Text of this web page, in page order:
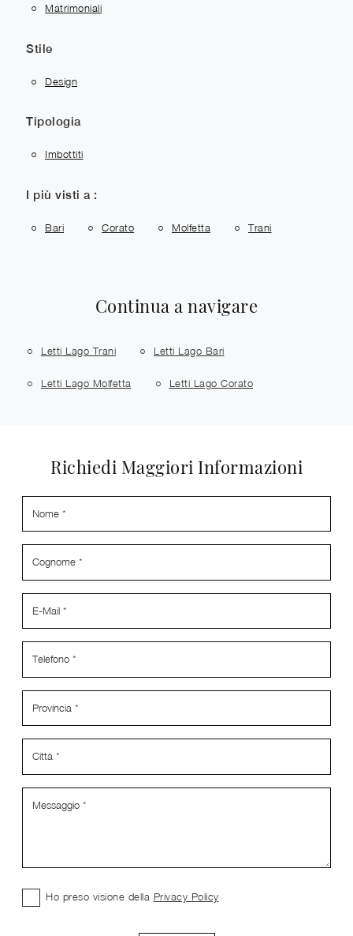
Matrimoniali
Stile
Design
Tipologia
Imbottiti
I più visti a :
Bari Corato Molfetta Trani
Continua a navigare
Letti Lago Trani Letti Lago Bari
Letti Lago Molfetta Letti Lago Corato
Richiedi Maggiori Informazioni
Ho preso visione della Privacy Policy